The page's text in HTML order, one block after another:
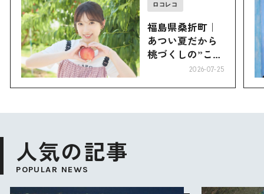
ロコレコ
福島県桑折町｜
あつい夏だから
桃づくしの”こお
2026-07-25
人気の記事
POPULAR NEWS